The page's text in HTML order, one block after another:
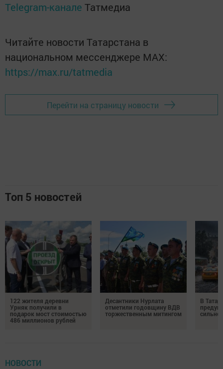
Telegram-канале Татмедиа
Читайте новости Татарстана в
национальном мессенджере MАХ:
https://max.ru/tatmedia
Перейти на страницу новости
Топ 5 новостей
122 жителя деревни
Урняк получили в
подарок мост стоимостью
486 миллионов рублей
Десантники Нурлата
отметили годовщину ВДВ
торжественным митингом
В
НОВОСТИ